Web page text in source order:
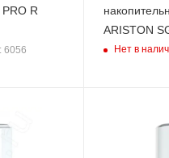
R
6056
ARISTON
Нет в